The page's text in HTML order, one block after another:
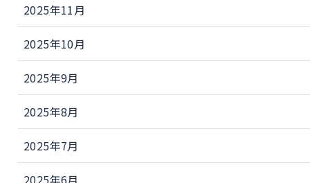
2025年11月
2025年10月
2025年9月
2025年8月
2025年7月
2025年6月